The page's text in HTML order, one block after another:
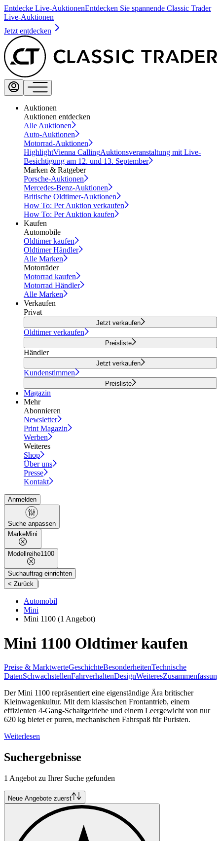
Entdecke Live-AuktionenEntdecken Sie spannende Classic Trader
Live-Auktionen
Jetzt entdecken
Auktionen
Auktionen entdecken
Alle Auktionen
Auto-Auktionen
Motorrad-Auktionen
HighlightVienna CallingAuktionsveranstaltung mit Live-
Besichtigung am 12. und 13. September
Marken & Ratgeber
Porsche-Auktionen
Mercedes-Benz-Auktionen
Britische Oldtimer-Auktionen
How To: Per Auktion verkaufen
How To: Per Auktion kaufen
Kaufen
Automobile
Oldtimer kaufen
Oldtimer Händler
Alle Marken
Motorräder
Motorrad kaufen
Motorrad Händler
Alle Marken
Verkaufen
Privat
Jetzt verkaufen
Oldtimer verkaufen
Preisliste
Händler
Jetzt verkaufen
Kundenstimmen
Preisliste
Magazin
Mehr
Abonnieren
Newsletter
Print Magazin
Werben
Weiteres
Shop
Über uns
Presse
Kontakt
Anmelden
Suche anpassen
MarkeMini
Modellreihe1100
Suchauftrag einrichten
< Zurück |
Automobil
Mini
Mini 1100 (1 Angebot)
Mini 1100 Oldtimer kaufen
Preise & MarktwerteGeschichteBesonderheitenTechnische
DatenSchwachstellenFahrverhaltenDesignWeiteresZusammenfassung
Der Mini 1100 repräsentiert eine eigenständige Ära britischer
Kleinwagenkultur. Mit dem klassischen Frontantrieb, einem
effizienten 4-Gang-Schaltgetriebe und einem Leergewicht von nur
620 kg bietet er puren, mechanischen Fahrspaß für Puristen.
Weiterlesen
Suchergebnisse
1 Angebot zu Ihrer Suche gefunden
Neue Angebote zuerst